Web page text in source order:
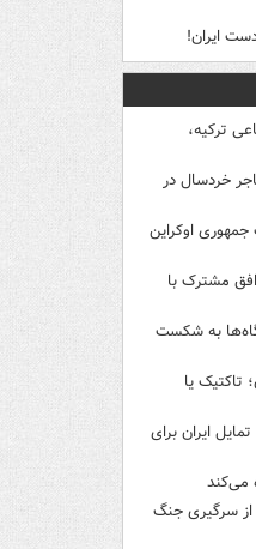
ایران!
ترکیه،
بیش از ۱۳۰۰ مهاجر خردسال در
اوکراین
مشترک با
به شکست
تاکتیک یا
ایران برای
می‌کند
از سرگیری جنگ